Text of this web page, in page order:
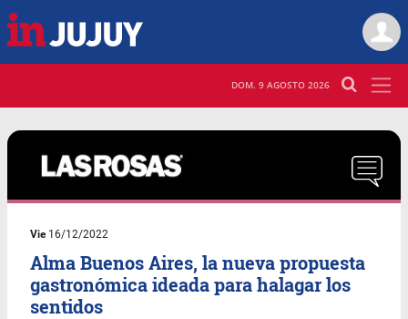
DOM. 9 AGOSTO 2026
Vie16/12/2022
Alma Buenos Aires, la nueva propuesta
gastronómica ideada para halagar los
sentidos